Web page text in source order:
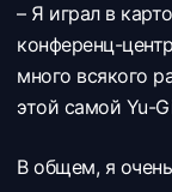
– Я играл в
конференц-
много всякого
этой самой Yu-
В общем, я